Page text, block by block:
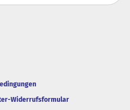
Widerrufsformular